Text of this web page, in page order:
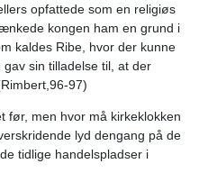
opfattede som en religiøs
kongen ham en grund i
kaldes Ribe, hvor der kunne
sin tilladelse til, at der
97)
før, men hvor må kirkeklokken
lyd dengang på de
tidlige handelspladser i